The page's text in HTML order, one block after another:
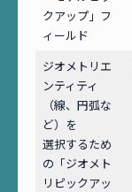
クアップ」フ
ィールド
ジオメトリエ
ンティティ
（線、円弧な
ど）を
選択するため
の「ジオメト
リピックアッ